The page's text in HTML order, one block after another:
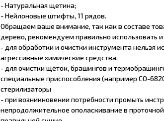
- Натуральная щетина;
- Нейлоновые штифты, 11 рядов.
Обращаем ваше внимание, так как в составе
дерево, рекомендуем правильно использовать
- для обработки и очистки инструмента нельзя
агрессивные химические средства,
- для очистки щёток, брашингов и
специальные приспособления (например CO-
стерилизаторы
- при возникновении потребности промыть
непродолжительное ополаскивание в